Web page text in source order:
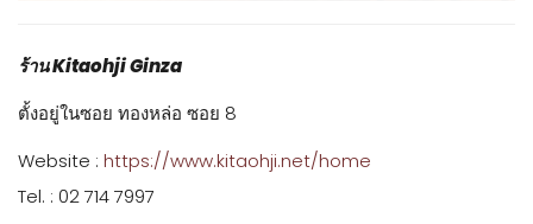
ร้าน Kitaohji Ginza
ตั้งอยู่ในซอย ทองหล่อ ซอย 8
Website : https://www.kitaohji.net/home
Tel. : 02 714 7997